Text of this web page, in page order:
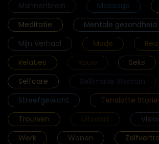
Mannenbrein
Massage
Meditatie
Mentale gezondheid
Mijn Verhaal
Mode
Relaties
Rouw
Seks
Selfcare
Selfmade Woman
Streefgewicht
Tenslotte
Trouwen
Uitvaart
Werk
Wonen